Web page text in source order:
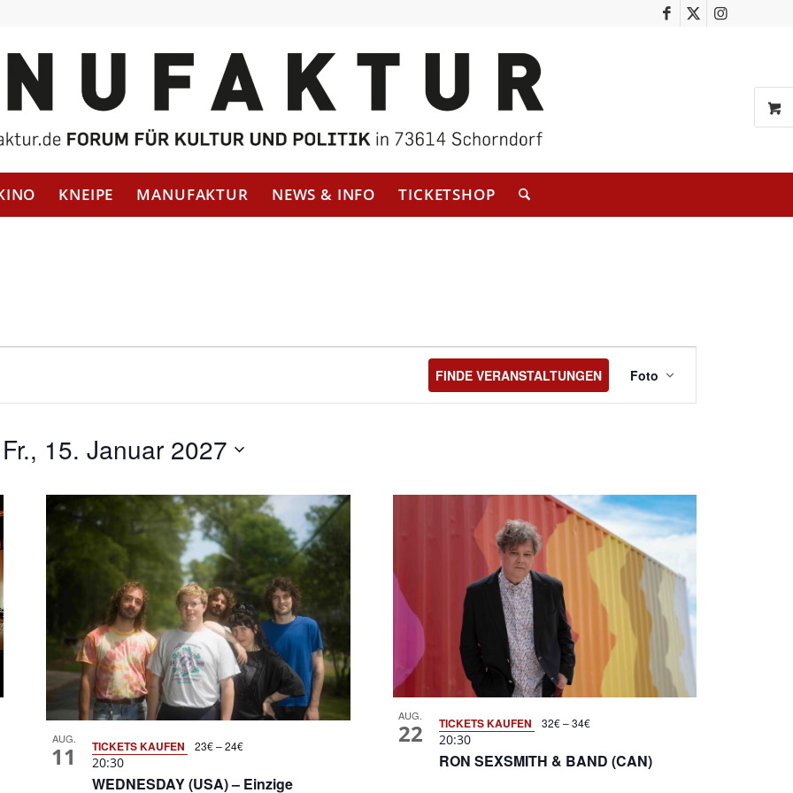
KNEIPE MANUFAKTUR NEWS & INFO TICKETSHOP
FINDE VERANSTALTUNGEN
Ansichten-
Foto
Fr., 15. Januar 2027
AUG.
11
WEDNESDAY (USA) – Einzige
20:30
TICKETS KAUFEN 23€ – 24€
AUG.
22
RON SEXSMITH & BAND (CAN)
20:30
TICKETS KAUFEN 32€ – 34€